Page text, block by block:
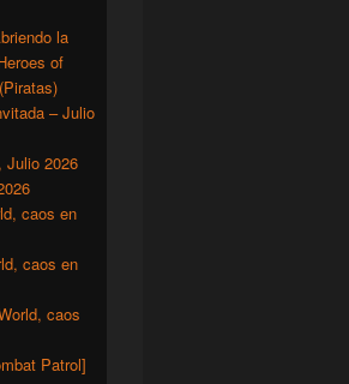
la
of
– Julio
Julio 2026
caos en
caos en
caos
Patrol]